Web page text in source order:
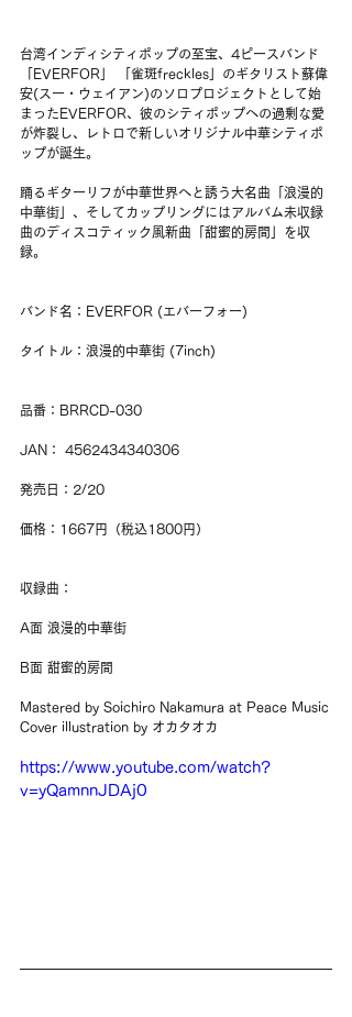
台湾インディシティポップの至宝、4ピースバンド
「EVERFOR」 「雀斑freckles」のギタリスト蘇偉
安(スー・ウェイアン)のソロプロジェクトとして始
まったEVERFOR、彼のシティポップへの過剰な愛
が炸裂し、レトロで新しいオリジナル中華シティポ
ップが誕生。
踊るギターリフが中華世界へと誘う大名曲「浪漫的
中華街」、そしてカップリングにはアルバム未収録
曲のディスコティック風新曲「甜蜜的房間」を収
録。
バンド名：EVERFOR (エバーフォー)
タイトル：浪漫的中華街 (7inch)
品番：BRRCD-030
JAN： 4562434340306
発売日：2/20
価格：1667円（税込1800円）
収録曲：
A面 浪漫的中華街
B面 甜蜜的房間
Mastered by Soichiro Nakamura at Peace Music
Cover illustration by オカタオカ
https://www.youtube.com/watch?
v=yQamnnJDAj0